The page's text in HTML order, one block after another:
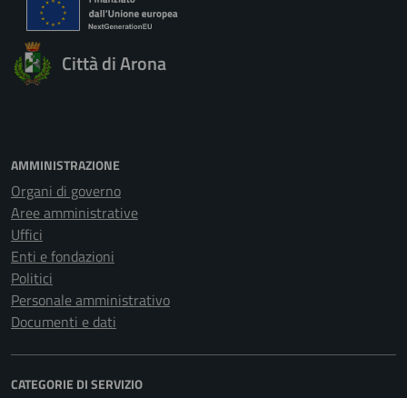
Città di Arona
AMMINISTRAZIONE
Organi di governo
Aree amministrative
Uffici
Enti e fondazioni
Politici
Personale amministrativo
Documenti e dati
CATEGORIE DI SERVIZIO